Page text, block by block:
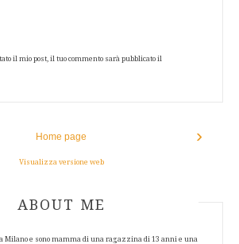
il mio post, il tuo commento sarà pubblicato il
›
Home page
Visualizza versione web
ABOUT AUTHOR
ABOUT ME
Milano e sono mamma di una ragazzina di 13 anni e una